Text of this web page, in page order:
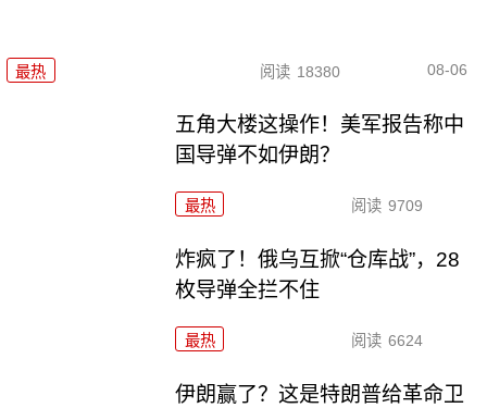
最热 阅读 18380 08-06
五角大楼这操作！美军报告称中
国导弹不如伊朗？
最热 阅读 9709
炸疯了！俄乌互掀“仓库战”，28
枚导弹全拦不住
最热 阅读 6624
伊朗赢了？这是特朗普给革命卫